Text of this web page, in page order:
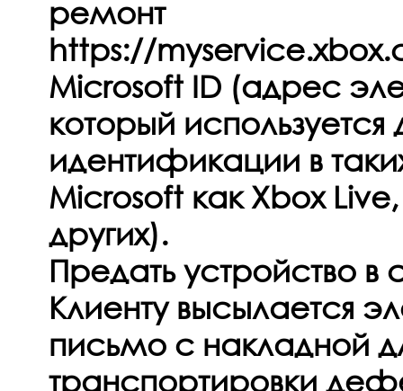
ремонт
https://
Microsoft ID (адрес
который используется
идентификации в
Microsoft как Xbox
других).
Предать устройство в
Клиенту высылается
письмо с накладной
транспортировки